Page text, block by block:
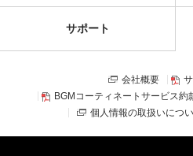
サポート
会社概要
BGMコーティネートサービス約
個人情報の取扱いにつ